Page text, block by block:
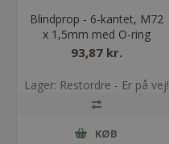
Blindprop - 6-kantet, M72
x 1,5mm med O-ring
93,87 kr.
Lager: Restordre - Er på vej!
KØB